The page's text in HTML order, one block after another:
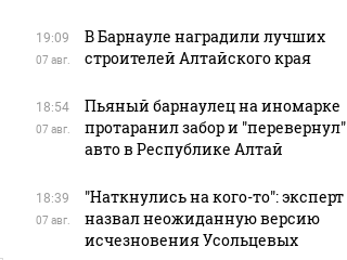
19:09
07 авг.
В Барнауле наградили лучших
строителей Алтайского края
18:54
07 авг.
Пьяный барнаулец на иномарке
протаранил забор и "перевернул"
авто в Республике Алтай
18:39
07 авг.
"Наткнулись на кого-то": эксперт
назвал неожиданную версию
исчезновения Усольцевых